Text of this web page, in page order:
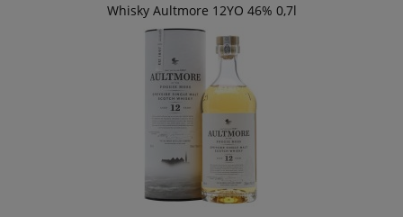
Whisky Aultmore 12YO 46% 0,7l